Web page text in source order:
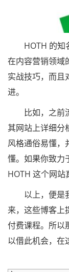
HOTH 的知名
在内容营销领域
实战技巧，而且
进。
比如，之前流
其网站上详细分
风格通俗易懂，
懂。如果你致力
HOTH 这个网站
以上，便是我
来，这些博客上
付费课程。所以
以借此机会，在